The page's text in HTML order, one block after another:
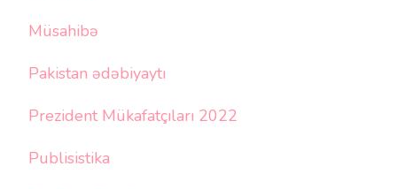
Müsahibə
Pakistan ədəbiyaytı
Prezident Mükafatçıları 2022
Publisistika